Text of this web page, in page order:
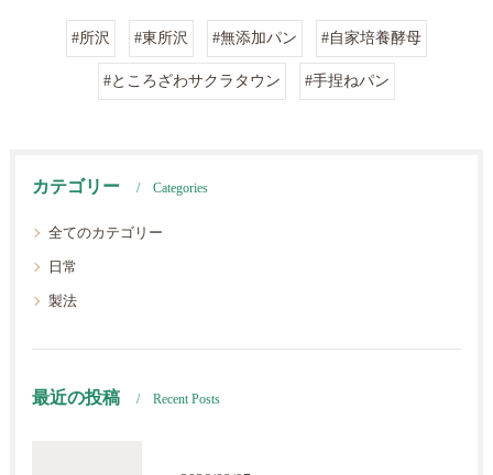
#所沢 #東所沢 #無添加パン #自家培養酵母
#ところざわサクラタウン #手捏ねパン
カテゴリー Categories
全てのカテゴリー
日常
製法
最近の投稿 Recent Posts